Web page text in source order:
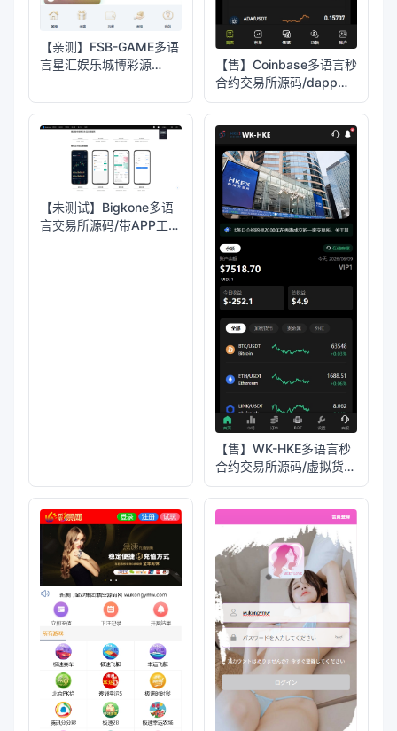
言星汇娱乐城博彩源
码/TG机器人+TG小程序
【售】Coinbase多语言秒
合约交易所源码/dapp登
录+模拟账号+K线插针
+平台币控制+盈亏控制
+ai量化+借贷
【售】WK-HKE多语言秒
合约交易所源码/虚拟货币
+贵金属+外汇+盈亏控制
+贷款+余额宝理财
+Azure动态防封